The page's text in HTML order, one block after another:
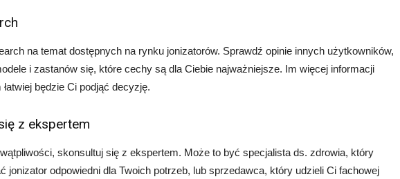
na temat dostępnych na rynku jonizatorów. Sprawdź opinie innych użytkowników,
i zastanów się, które cechy są dla Ciebie najważniejsze. Im więcej informacji
będzie Ci podjąć decyzję.
z ekspertem
skonsultuj się z ekspertem. Może to być specjalista ds. zdrowia, który
jonizator odpowiedni dla Twoich potrzeb, lub sprzedawca, który udzieli Ci fachowej